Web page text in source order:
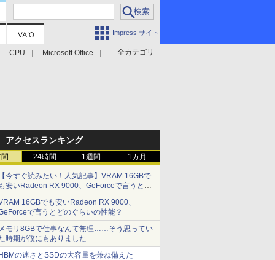
Impress サイト
全カテゴリ
CPU Microsoft Office
アクセスランキング
24時間 1週間 1カ月
今すぐ読みたい！人気記事】VRAM 16GBで
安いRadeon RX 9000、GeForceで言うとど
ぐらいの性能？ - PC Watch
16GBでも安いRadeon RX 9000、
で言うとどのぐらいの性能？
モリ8GBで仕事なんて無理……そう思ってい
時期が僕にもありました
の速さとSSDの大容量を兼ね備えた